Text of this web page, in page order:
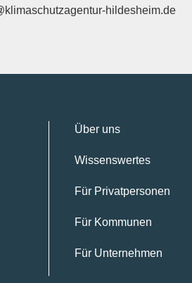
hildesheim.de
Über uns
Wissenswertes
Für Privatpersonen
Für Kommunen
Für Unternehmen